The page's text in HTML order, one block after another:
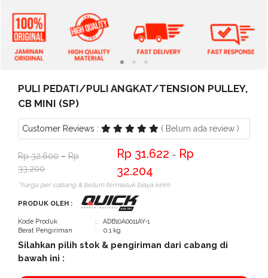
Kritik
Saran
PULI PEDATI/PULI ANGKAT/TENSION PULLEY,
CB MINI (SP)
Customer Reviews : ( Belum ada review )
32.600 −
33.200
31.622 −
32.204
*harga per cabang & belum termasuk biaya kirim
PRODUK OLEH :
Kode Produk
: ADB10A0011AY-1
Berat Pengiriman
: 0.1 kg
Silahkan pilih stok & pengiriman dari cabang di
bawah ini :